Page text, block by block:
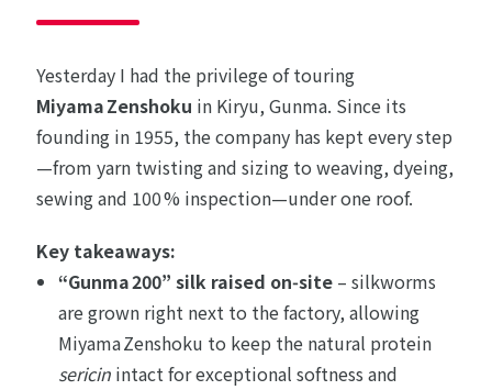
Yesterday I had the privilege of touring
Miyama Zenshoku in Kiryu, Gunma. Since its
founding in 1955, the company has kept every step
—from yarn twisting and sizing to weaving, dyeing,
sewing and 100 % inspection—under one roof.
Key takeaways:
“Gunma 200” silk raised on‑site– silkworms
are grown right next to the factory, allowing
Miyama Zenshoku to keep the natural protein
sericinintact for exceptional softness and